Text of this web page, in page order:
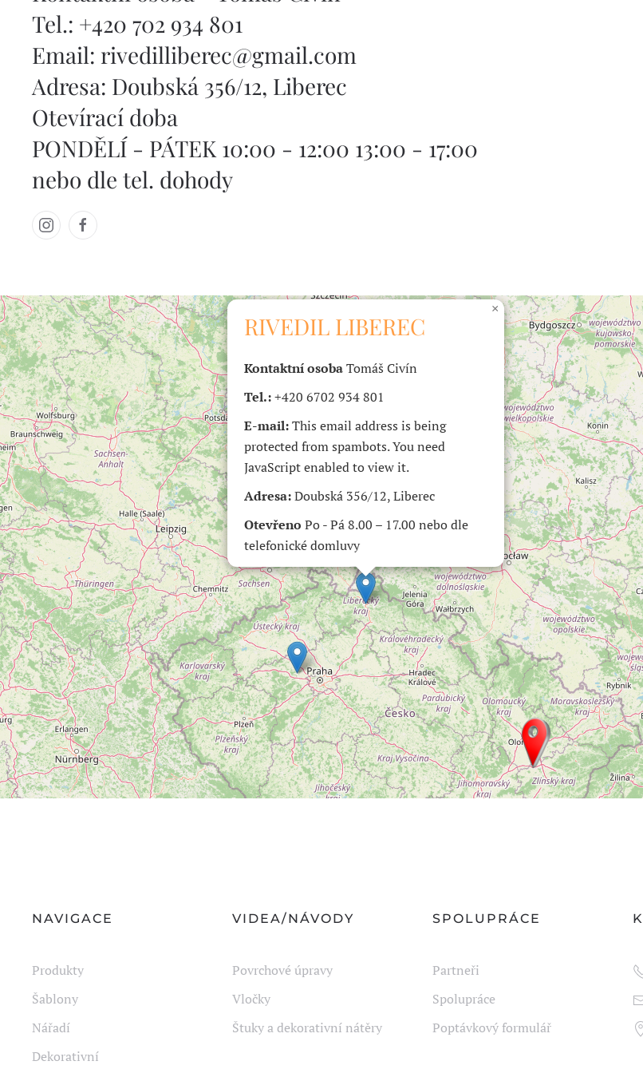
Tel.: +420 ‭702 934 801
Email: rivedilliberec@gmail.com
Adresa: Doubská 356/12, Liberec
Otevírací doba
PONDĚLÍ - PÁTEK 10:00 - 12:00 13:00 - 17:00
nebo dle tel. dohody
RIVEDIL LIBEREC
Kontaktní osobaTomáš Civín
Tel.:‭+420 6702 934 801
E-mail:This email address is being
protected from spambots. You need
JavaScript enabled to view it.
Adresa:Doubská 356/12, Liberec
Otevřeno Po - Pá 8.00 – 17.00 nebo dle
telefonické domluvy
×
NAVIGACE
Produkty
Šablony
Nářadí
Dekorativní
VIDEA/NÁVODY
Povrchové úpravy
Vločky
Štuky a dekorativní nátěry
SPOLUPRÁCE
Partneři
Spolupráce
Poptávkový formulář